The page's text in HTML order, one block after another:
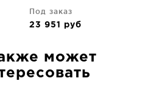
Под заказ
23 951 руб
может